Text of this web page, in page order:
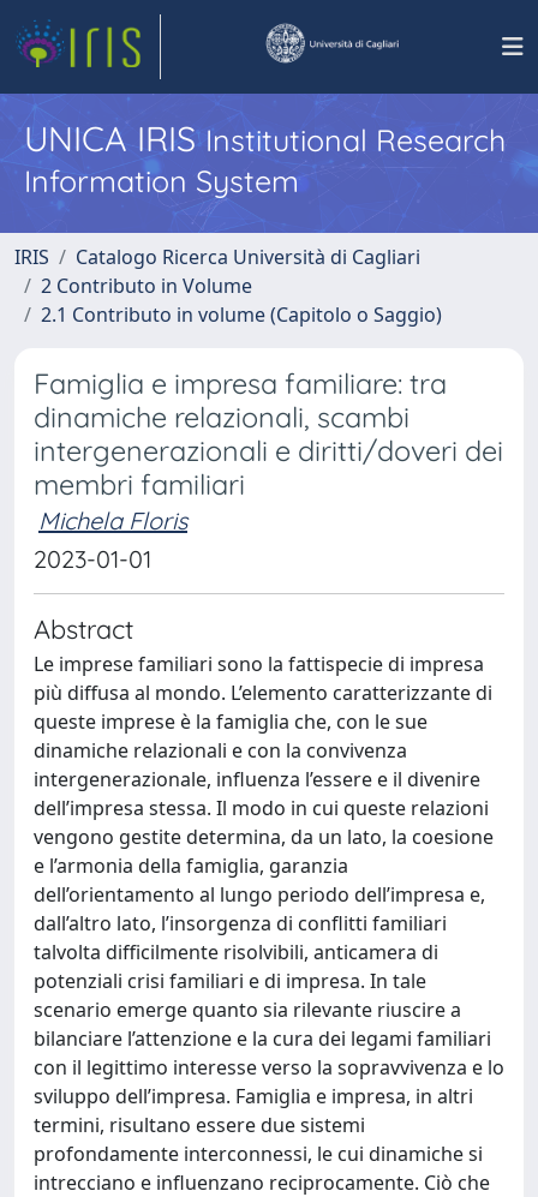
UNICA IRISInstitutional Research
Information System
IRIS
Catalogo Ricerca Università di Cagliari
2 Contributo in Volume
2.1 Contributo in volume (Capitolo o Saggio)
Famiglia e impresa familiare: tra
dinamiche relazionali, scambi
intergenerazionali e diritti/doveri dei
membri familiari
Michela Floris
2023-01-01
Abstract
Le imprese familiari sono la fattispecie di impresa
più diffusa al mondo. L’elemento caratterizzante di
queste imprese è la famiglia che, con le sue
dinamiche relazionali e con la convivenza
intergenerazionale, influenza l’essere e il divenire
dell’impresa stessa. Il modo in cui queste relazioni
vengono gestite determina, da un lato, la coesione
e l’armonia della famiglia, garanzia
dell’orientamento al lungo periodo dell’impresa e,
dall’altro lato, l’insorgenza di conflitti familiari
talvolta difficilmente risolvibili, anticamera di
potenziali crisi familiari e di impresa. In tale
scenario emerge quanto sia rilevante riuscire a
bilanciare l’attenzione e la cura dei legami familiari
con il legittimo interesse verso la sopravvivenza e lo
sviluppo dell’impresa. Famiglia e impresa, in altri
termini, risultano essere due sistemi
profondamente interconnessi, le cui dinamiche si
intrecciano e influenzano reciprocamente. Ciò che